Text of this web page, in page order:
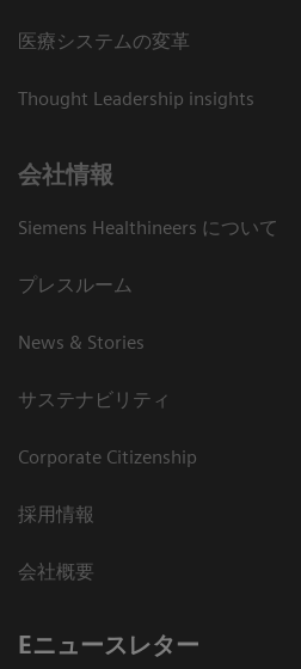
医療システムの変革
Thought Leadership insights
会社情報
Siemens Healthineers について
プレスルーム
News & Stories
サステナビリティ
Corporate Citizenship
採用情報
会社概要
Eニュースレター